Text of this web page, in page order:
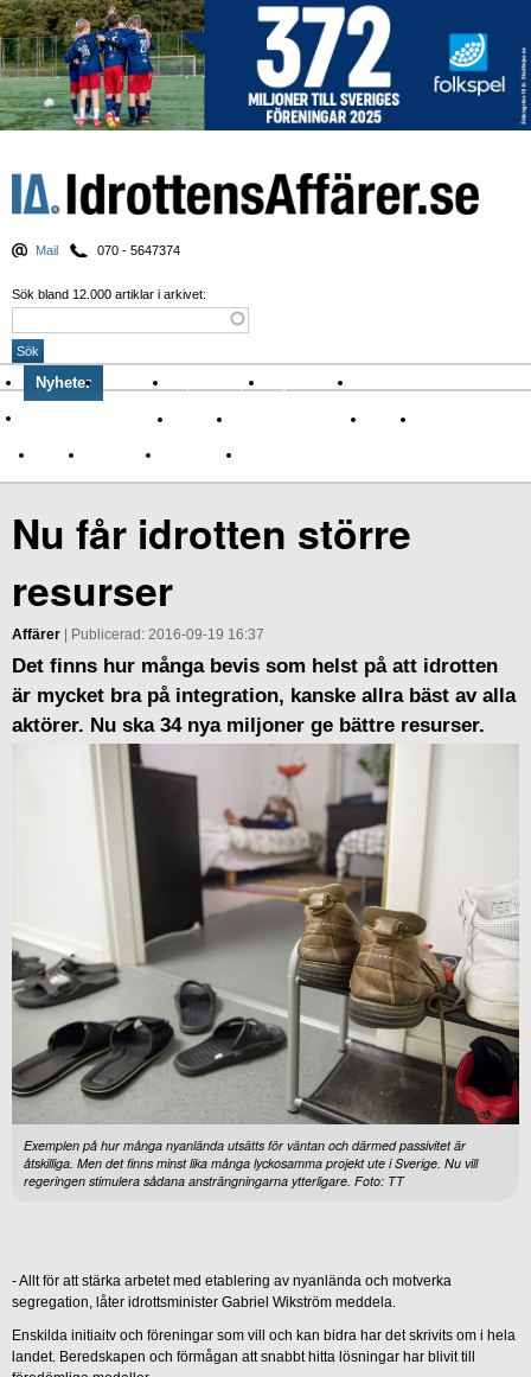
Mail 070 - 5647374
Sök bland 12.000 artiklar i arkivet:
Nyheter Krönikor Sport & spel Nyhetsbrev
Om Idrottens Affärer
Affärer I spåren av Corona Arena
Namn Sponsring TV-nyheter
Nu får idrotten större
resurser
Affärer | Publicerad: 2016-09-19 16:37
Det finns hur många bevis som helst på att idrotten
är mycket bra på integration, kanske allra bäst av alla
aktörer. Nu ska 34 nya miljoner ge bättre resurser.
Exemplen på hur många nyanlända utsätts för väntan och därmed passivitet är
åtskilliga. Men det finns minst lika många lyckosamma projekt ute i Sverige. Nu vill
regeringen stimulera sådana ansträngningarna ytterligare. Foto: TT
- Allt för att stärka arbetet med etablering av nyanlända och motverka
segregation, låter idrottsminister Gabriel Wikström meddela.
Enskilda initiaitv och föreningar som vill och kan bidra har det skrivits om i hela
landet. Beredskapen och förmågan att snabbt hitta lösningar har blivit till